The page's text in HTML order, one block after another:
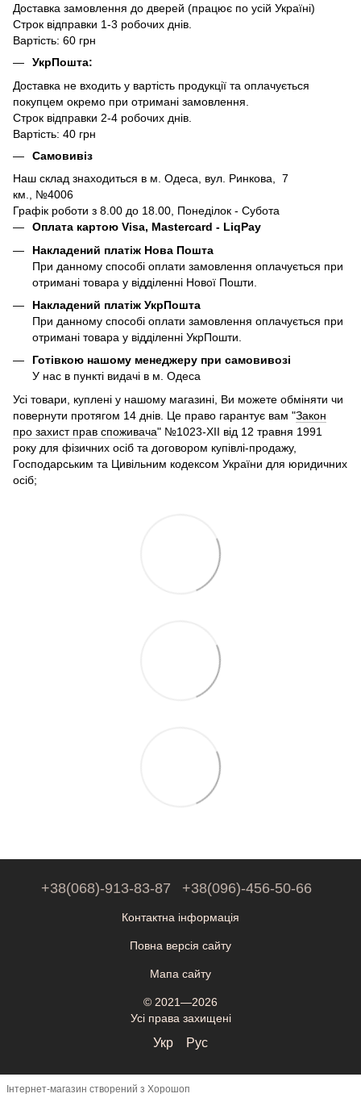
Доставка замовлення до дверей (працює по усій Україні)
Строк відправки 1-3 робочих днів.
Вартість: 60 грн
УкрПошта:
Доставка не входить у вартість продукції та оплачується
покупцем окремо при отримані замовлення.
Строк відправки 2-4 робочих днів.
Вартість: 40 грн
Самовивіз
Наш склад знаходиться в м. Одеса, вул. Ринкова, 7
км., №4006
Графік роботи з 8.00 до 18.00, Понеділок - Субота
Оплата картою Visa, Mastercard - LiqPay
Накладений платіж Нова Пошта
При данному способі оплати замовлення оплачується при
отримані товара у відділенні Нової Пошти.
Накладений платіж УкрПошта
При данному способі оплати замовлення оплачується при
отримані товара у відділенні УкрПошти.
Готівкою нашому менеджеру при самовивозі
У нас в пункті видачі в м. Одеса
Усі товари, куплені у нашому магазині, Ви можете обміняти чи
повернути протягом 14 днів. Це право гарантує вам "Закон
про захист прав споживача" №1023-XII від 12 травня 1991
року для фізичних осіб та договором купівлі-продажу,
Господарським та Цивільним кодексом України для юридичних
осіб;
+38(068)-913-83-87 +38(096)-456-50-66
Контактна інформація
Повна версія сайту
Мапа сайту
© 2021—2026
Усі права захищені
Укр Рус
Інтернет-магазин створений з Хорошоп